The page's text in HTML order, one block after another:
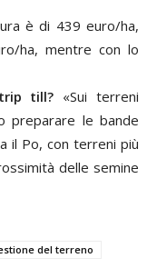
è di 439 euro/ha,
ha, mentre con lo
till? «Sui terreni
preparare le bande
il Po, con terreni più
delle semine
del terreno